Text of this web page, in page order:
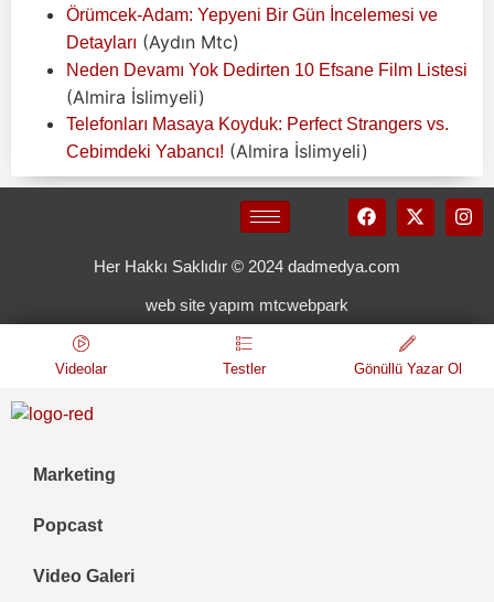
Örümcek-Adam: Yepyeni Bir Gün İncelemesi ve
Detayları (Aydın Mtc)
Neden Devamı Yok Dedirten 10 Efsane Film Listesi
(Almira İslimyeli)
Telefonları Masaya Koyduk: Perfect Strangers vs.
Cebimdeki Yabancı! (Almira İslimyeli)
Her Hakkı Saklıdır © 2024 dadmedya.com
web site yapım mtcwebpark
Videolar Testler Gönüllü Yazar Ol
Marketing
Popcast
Video Galeri